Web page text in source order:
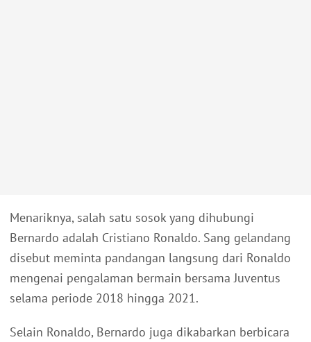
Menariknya, salah satu sosok yang dihubungi
Bernardo adalah Cristiano Ronaldo. Sang gelandang
disebut meminta pandangan langsung dari Ronaldo
mengenai pengalaman bermain bersama Juventus
selama periode 2018 hingga 2021.
Selain Ronaldo, Bernardo juga dikabarkan berbicara